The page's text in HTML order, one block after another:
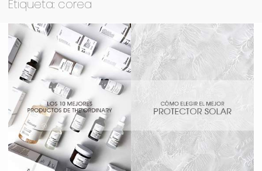
Etiqueta: corea